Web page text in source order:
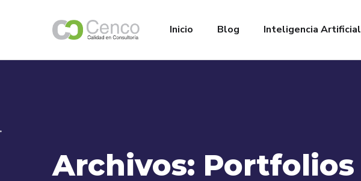
Inicio Blog Inteligencia Artificial
Archivos: Portfolios